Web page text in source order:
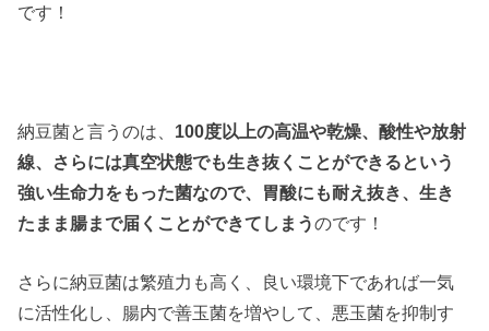
です！
納豆菌と言うのは、 100度以上の高温や乾燥、酸性や放射
線、さらには真空状態でも生き抜くことができるという
強い生命力をもった菌なので、胃酸にも耐え抜き、生き
たまま腸まで届くことができてしまうのです！
さらに納豆菌は繁殖力も高く、良い環境下であれば一気
に活性化し、腸内で善玉菌を増やして、悪玉菌を抑制す